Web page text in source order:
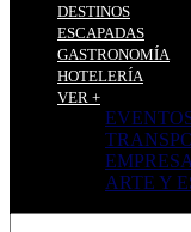
DESTINOS
ESCAPADAS
GASTRONOMÍA
HOTELERÍA
VER +
ARTE Y